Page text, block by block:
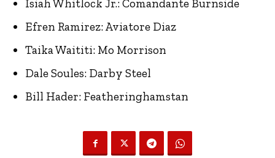
Isiah Whitlock Jr.: Comandante Burnside
Efren Ramirez: Aviatore Diaz
Taika Waititi: Mo Morrison
Dale Soules: Darby Steel
Bill Hader: Featheringhamstan